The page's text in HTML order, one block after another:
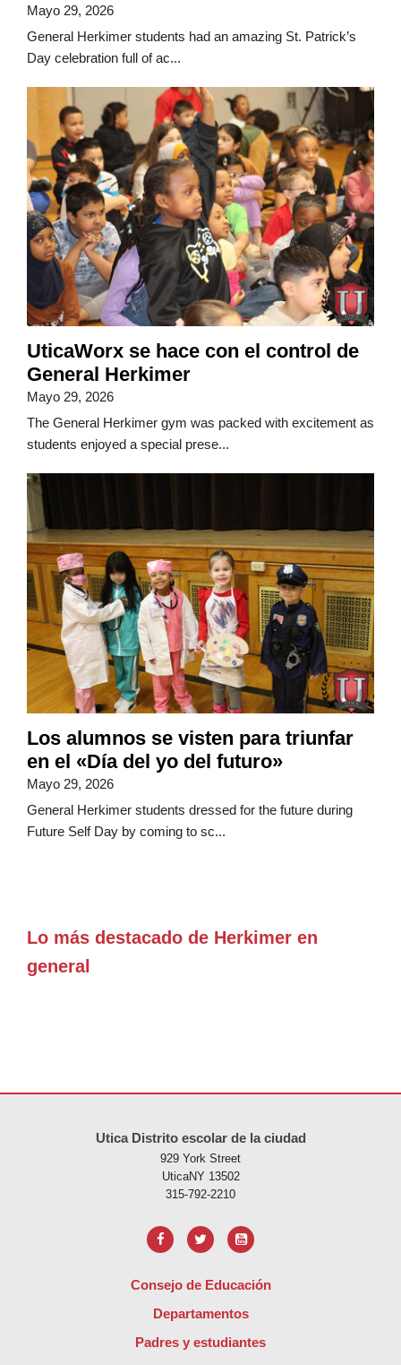
Mayo 29, 2026
General Herkimer students had an amazing St. Patrick’s
Day celebration full of ac...
UticaWorx se hace con el control de
General Herkimer
Mayo 29, 2026
The General Herkimer gym was packed with excitement as
students enjoyed a special prese...
Los alumnos se visten para triunfar
en el «Día del yo del futuro»
Mayo 29, 2026
General Herkimer students dressed for the future during
Future Self Day by coming to sc...
Lo más destacado de Herkimer en
general
Utica Distrito escolar de la ciudad
929 York Street
UticaNY 13502
315-792-2210
Consejo de Educación
Departamentos
Padres y estudiantes